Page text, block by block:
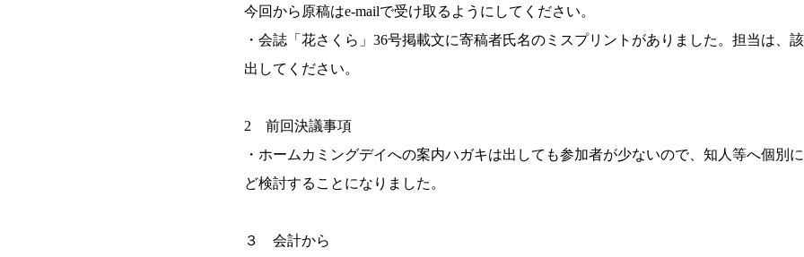
今回から原稿はe-mailで受け取るようにしてください。
・会誌「花さくら」36号掲載文に寄稿者氏名のミスプリントがありました。担当は、
出してください。
2 前回決議事項
・ホームカミングデイへの案内ハガキは出しても参加者が少ないので、知人等へ個別
ど検討することになりました。
３ 会計から